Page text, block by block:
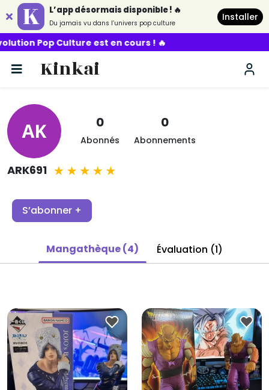
L’app désormais disponible ! 🔥
Du jamais vu dans l’univers pop culture
Installer
Pop Culture est en cours ! 🔥
Kinkai
0
Abonnés
0
Abonnements
ARK691
S’abonner +
Mangathèque (4) Évaluation (1)